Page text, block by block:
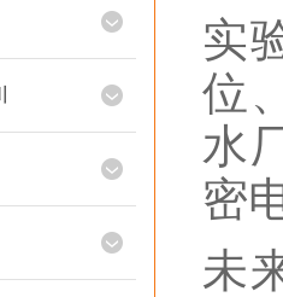
实
位
水
密
未